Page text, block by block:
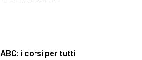
ABC: i corsi per tutti